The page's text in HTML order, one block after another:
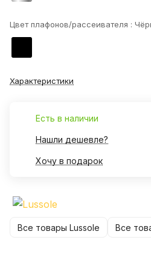
Цвет плафонов/рассеивателя :
Характеристики
Есть в наличии
Нашли дешевле?
Хочу в подарок
Все товары Lussole Все